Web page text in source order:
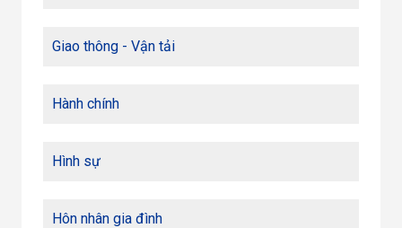
Giao thông - Vận tải
Hành chính
Hình sự
Hôn nhân gia đình